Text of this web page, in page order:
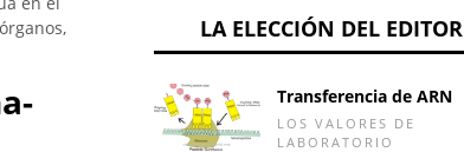
LA ELECCIÓN DEL EDITOR
Transferencia de ARN
LOS VALORES DE
LABORATORIO